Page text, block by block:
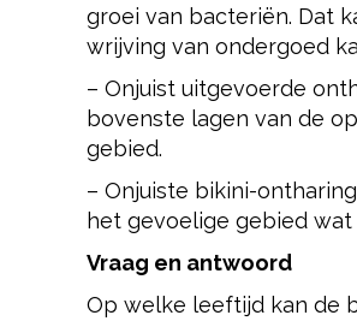
groei van bacteriën. Dat
wrijving van ondergoed
– Onjuist uitgevoerde
bovenste lagen van de
gebied.
– Onjuiste bikini-
het gevoelige gebied
Vraag en antwoord
Op welke leeftijd kan de